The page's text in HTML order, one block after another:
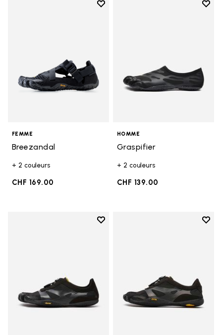
Add to wishlist
FEMME
Breezandal
+ 2 couleurs
CHF 169.00
Add
HOMME
Graspifier
+ 2 couleurs
CHF 139.00
Add to wishlist
Add